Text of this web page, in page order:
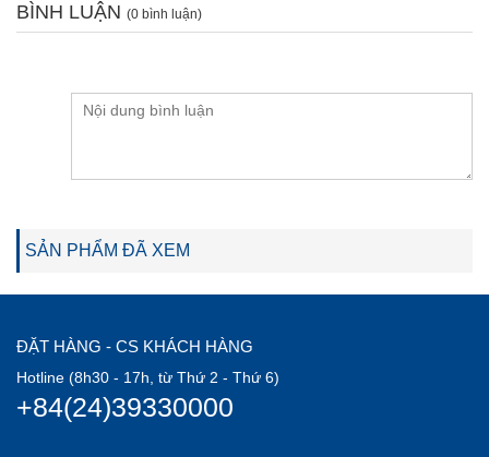
BÌNH LUẬN (0 bình luận)
SẢN PHẨM ĐÃ XEM
ĐẶT HÀNG - CS KHÁCH HÀNG
Hotline (8h30 - 17h, từ Thứ 2 - Thứ 6)
+84(24)39330000